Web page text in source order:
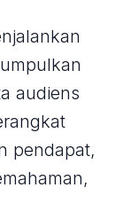
audiens
pendapat,